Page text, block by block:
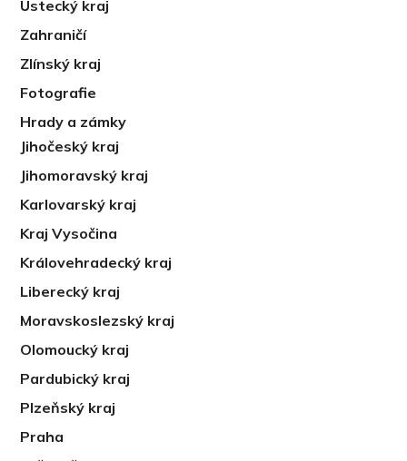
Ústecký kraj
Zahraničí
Zlínský kraj
Fotografie
Hrady a zámky
Jihočeský kraj
Jihomoravský kraj
Karlovarský kraj
Kraj Vysočina
Královehradecký kraj
Liberecký kraj
Moravskoslezský kraj
Olomoucký kraj
Pardubický kraj
Plzeňský kraj
Praha